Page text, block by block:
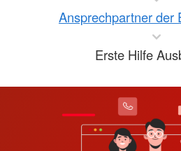
Ansprechpartner der
Erste Hilfe